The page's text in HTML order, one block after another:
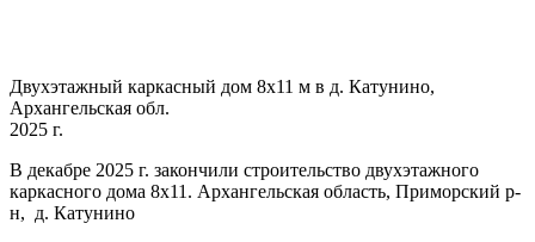
Двухэтажный каркасный дом 8х11 м в д. Катунино,
Архангельская обл.
2025 г.
В декабре 2025 г. закончили строительство двухэтажного
каркасного дома 8х11. Архангельская область, Приморский р-
н, д. Катунино